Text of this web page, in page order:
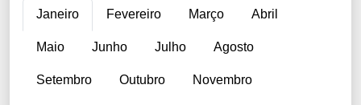
Janeiro Fevereiro Março Abril
Maio Junho Julho Agosto
Setembro Outubro Novembro